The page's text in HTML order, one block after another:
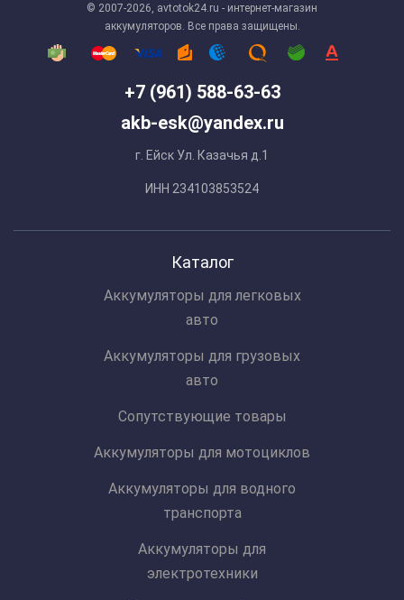
+7 (961) 588-63-63
akb-esk@yandex.ru
г. Ейск Ул. Казачья д.1
ИНН 234103853524
© 2007-2026, avtotok24.ru - интернет-магазин
аккумуляторов. Все права защищены.
Каталог
Аккумуляторы для легковых
авто
Аккумуляторы для грузовых
авто
Сопутствующие товары
Аккумуляторы для мотоциклов
Аккумуляторы для водного
транспорта
Аккумуляторы для
электротехники